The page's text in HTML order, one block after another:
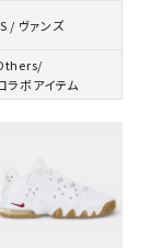
/ ヴァンズ
ラボアイテム